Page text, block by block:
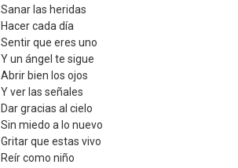
Sanar las heridas
Hacer cada día
Sentir que eres uno
Y un ángel te sigue
Abrir bien los ojos
Y ver las señales
Dar gracias al cielo
Sin miedo a lo nuevo
Gritar que estas vivo
Reír como niño